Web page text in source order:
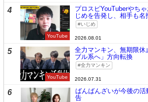
4
YouTube
プロスピYouTuberやち
じめを告発し、相手も名
いじめ
2026.08.01
5
YouTube
全力マンキン、無期限休
ブル系へ」方向転換
全力マンキン
2026.07.31
6
ばんばんざいが今後の活
告